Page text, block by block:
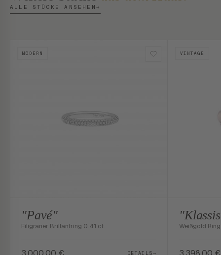
ALLE STÜCKE ANSEHEN →
MODERN
"Pavé"
Filigraner Brillantring 0.41 ct.
DETAILS→
VINTAGE
Weißgold